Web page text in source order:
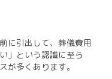
に引出して、葬儀費用
」という認識に至ら
が多くあります。